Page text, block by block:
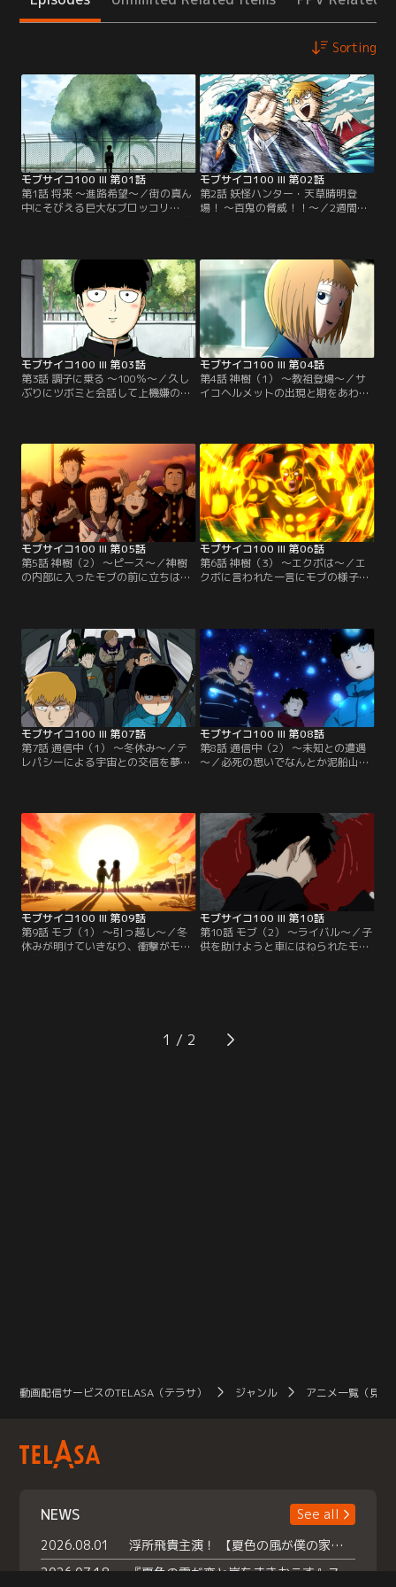
Sorting
モブサイコ100 III 第01話
第1話 将来 ～進路希望～／街の真ん
中にそびえる巨大なブロッコリ
せている。それぞれが夢や希望を語
る中、何も浮かばない自分の進路に
悩むモブ。そんな折、除霊に訪れた
依頼人の語る半生を聞き、モブと芹
沢はどこか自分を重ねて不安になっ
ていく。
モブサイコ100 III 第02話
第2話 妖怪ハンター・天草晴明登
場！ ～百鬼の脅威！！～／2週間後
そんなとき、霊とか相談所に一人の
男が現れる。自称妖怪ハンター・天
草晴明。この世に巣くう魔物、百鬼
を倒す手助けをしてほしいというの
だ。そのいでたち、話の内容に胡散
臭さを感じる霊幻だが…。
モブサイコ100 III 第03話
第3話 調子に乗る ～100％～／久し
ぶりにツボミと会話して上機嫌のモ
ブを単なる勘違いといなしたエクボ
は、今こそ教祖になろうと提案する
が、モブの返事は冷めていた。姿を
くらましたエクボの一方で、サイコ
ヘルメット教の会員数に目をつけた
霊幻に勧められモブは…。
モブサイコ100 III 第04話
第4話 神樹（1） ～教祖登場～／サ
イコヘルメットの出現と期をあわせ
が、サイコヘルメット教に身をゆだ
ねる街の人々に飲み込まれるよう
に、律が、霊幻が洗脳されていく。
その頃、街の異変の原因が神樹にあ
ると睨んだテルは、単身ブロッコリ
ー内部に乗り込んでいくが…。
モブサイコ100 III 第05話
第5話 神樹（2） ～ピース～／神樹
の内部に入ったモブの前に立ちはだ
前に姿を現したサイコヘルメットの
正体は他でもないエクボだった。神
樹の力を宿し、モブに挑むエクボ。
白熱した闘いの中、エクボが放った
パワー全開の一撃がモブを捉える。
モブサイコ100 III 第06話
第6話 神樹（3） ～エクボは～／エ
クボに言われた一言にモブの様子が
だった。お互いの真意を語り合い、
和解したふたり。力の使い過ぎで気
を失ってしまったモブを背負い、家
路につこうとしたエクボだったが、
その前に夥しい数のサイコヘルメッ
トが立ち塞がる。
モブサイコ100 III 第07話
第7話 通信中（1） ～冬休み～／テ
レパシーによる宇宙との交信を夢見
涙を流すトメの思いに触れた犬川た
ちは、モブと律、白鳥兄弟の力を借
りてテレパシスト探しを開始。その
正体がかつて退部した竹中であった
ことを突き止める。
モブサイコ100 III 第08話
第8話 通信中（2） ～未知との遭遇
～／必死の思いでなんとか泥船山の
を送る脳感電波部の一同だったが、
一向にUFOが現れる気配はない。ダ
メか……諦めかけたそのとき、まば
ゆい光が一同の頭上を照らす。脳感
電波部による最初で最後の未知との
遭遇…。
モブサイコ100 III 第09話
第9話 モブ（1） ～引っ越し～／冬
休みが明けていきなり、衝撃がモブ
バイスをもらったモブは、ついにツ
ボミと二人きりで会う約束をとりつ
モブサイコ100 III 第10話
第10話 モブ（2） ～ライバル～／子
供を助けようと車にはねられたモ
ブ。騒然となる周囲、沈黙したまま
立ち塞がるテル。かつてのライバル
として、もてる力を振り絞るテルだ
1
動画配信サービスのTELASA（テラサ） ジャンル アニメ一覧（見放
NEWS
See all
2026.08.01
浮所飛貴主演！ 【夏色の風が僕の家にやってきた】 本日よりテラサで独占配信スタート！
2026.07.18
『夏色の雲が恋と嵐をまきおこす』スペシャルメイキング 【Part1】2026年７月18日（土）23時30分～配信スタート！話題のシーンの裏側を大公開！豪華キャスト大集合！ 『武宮家 真夏の家族会議』開催！